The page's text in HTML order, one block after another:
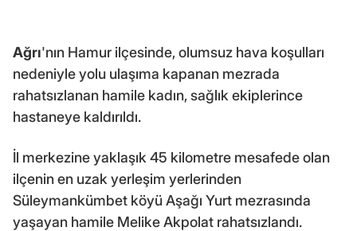
Ağrı'nın Hamur ilçesinde, olumsuz hava koşulları
nedeniyle yolu ulaşıma kapanan mezrada
rahatsızlanan hamile kadın, sağlık ekiplerince
hastaneye kaldırıldı.
İl merkezine yaklaşık 45 kilometre mesafede olan
ilçenin en uzak yerleşim yerlerinden
Süleymankümbet köyü Aşağı Yurt mezrasında
yaşayan hamile Melike Akpolat rahatsızlandı.